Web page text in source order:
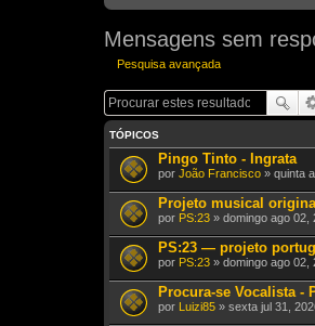
Mensagens sem
Pesquisa avançada
TÓPICOS
Pingo Tinto - Ingrata
por João Francisco » quinta
Projeto musical
por PS:23 » domingo ago 02,
PS:23 — projeto
por PS:23 » domingo ago 02,
Procura-se Vocalista -
por Luizi85 » sexta jul 31,